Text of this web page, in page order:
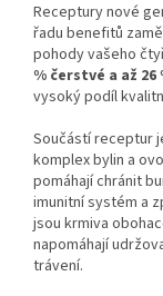
Receptury nové
řadu benefitů
pohody vašeho
% čerstvé a až
vysoký podíl
Součástí receptur
komplex bylin a
pomáhají chránit
imunitní systém a
jsou krmiva
napomáhají
trávení.